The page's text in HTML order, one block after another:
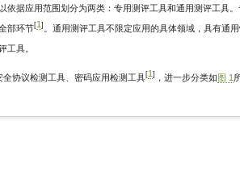
据应用范围划分为两类：专用测评工具和通用测评工具
部环节[ 1] 。通用测评工具不限定应用的具体领域，具有通用
工具。
协议检测工具、密码应用检测工具 1] ，进一步分类如 图 1